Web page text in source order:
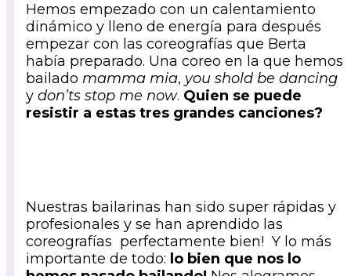
Hemos empezado con un calentamiento
dinámico y lleno de energía para después
empezar con las coreografías que Berta
había preparado. Una coreo en la que hemos
bailado mamma mia, you shold be dancing
y don’ts stop me now. Quien se puede
resistir a estas tres grandes canciones?
Nuestras bailarinas han sido super rápidas y
profesionales y se han aprendido las
coreografías perfectamente bien! Y lo más
importante de todo: lo bien que nos lo